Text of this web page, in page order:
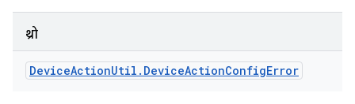
थ्रो
DeviceActionUtil . DeviceActionConfigError